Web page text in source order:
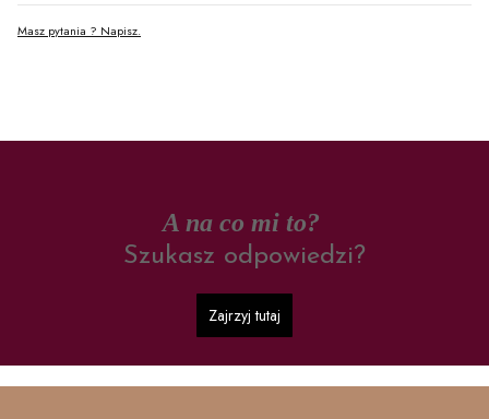
Masz pytania ? Napisz.
A na co mi to?
Szukasz odpowiedzi?
Zajrzyj tutaj